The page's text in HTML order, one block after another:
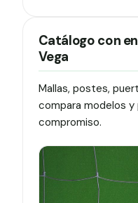
Catálogo con
Vega
Mallas, postes,
compara modelos
compromiso.